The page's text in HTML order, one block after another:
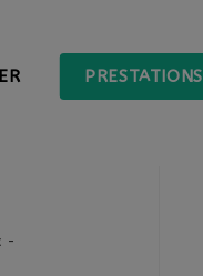
PRESTATIONS
-